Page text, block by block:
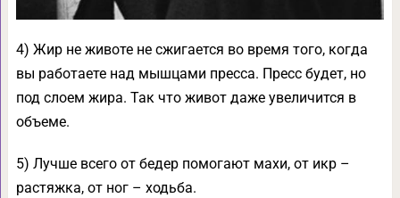
4) Жир не животе не сжигается во время того, когда
вы работаете над мышцами пресса. Пресс будет, но
под слоем жира. Так что живот даже увеличится в
объеме.
5) Лучше всего от бедер помогают махи, от икр –
растяжка, от ног – ходьба.